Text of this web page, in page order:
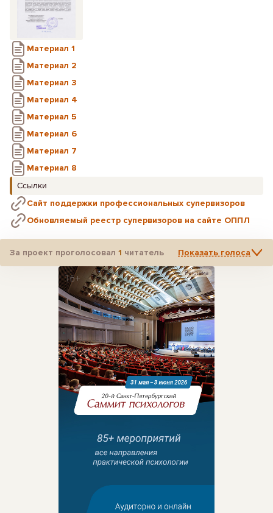
Материал 1
Материал 2
Материал 3
Материал 4
Материал 5
Материал 6
Материал 7
Материал 8
Ссылки
Сайт поддержки профессиональных супервизоров
Обновляемый реестр супервизоров на сайте ОППЛ
За проект проголосовал 1 читатель Показать голоса
Реклама